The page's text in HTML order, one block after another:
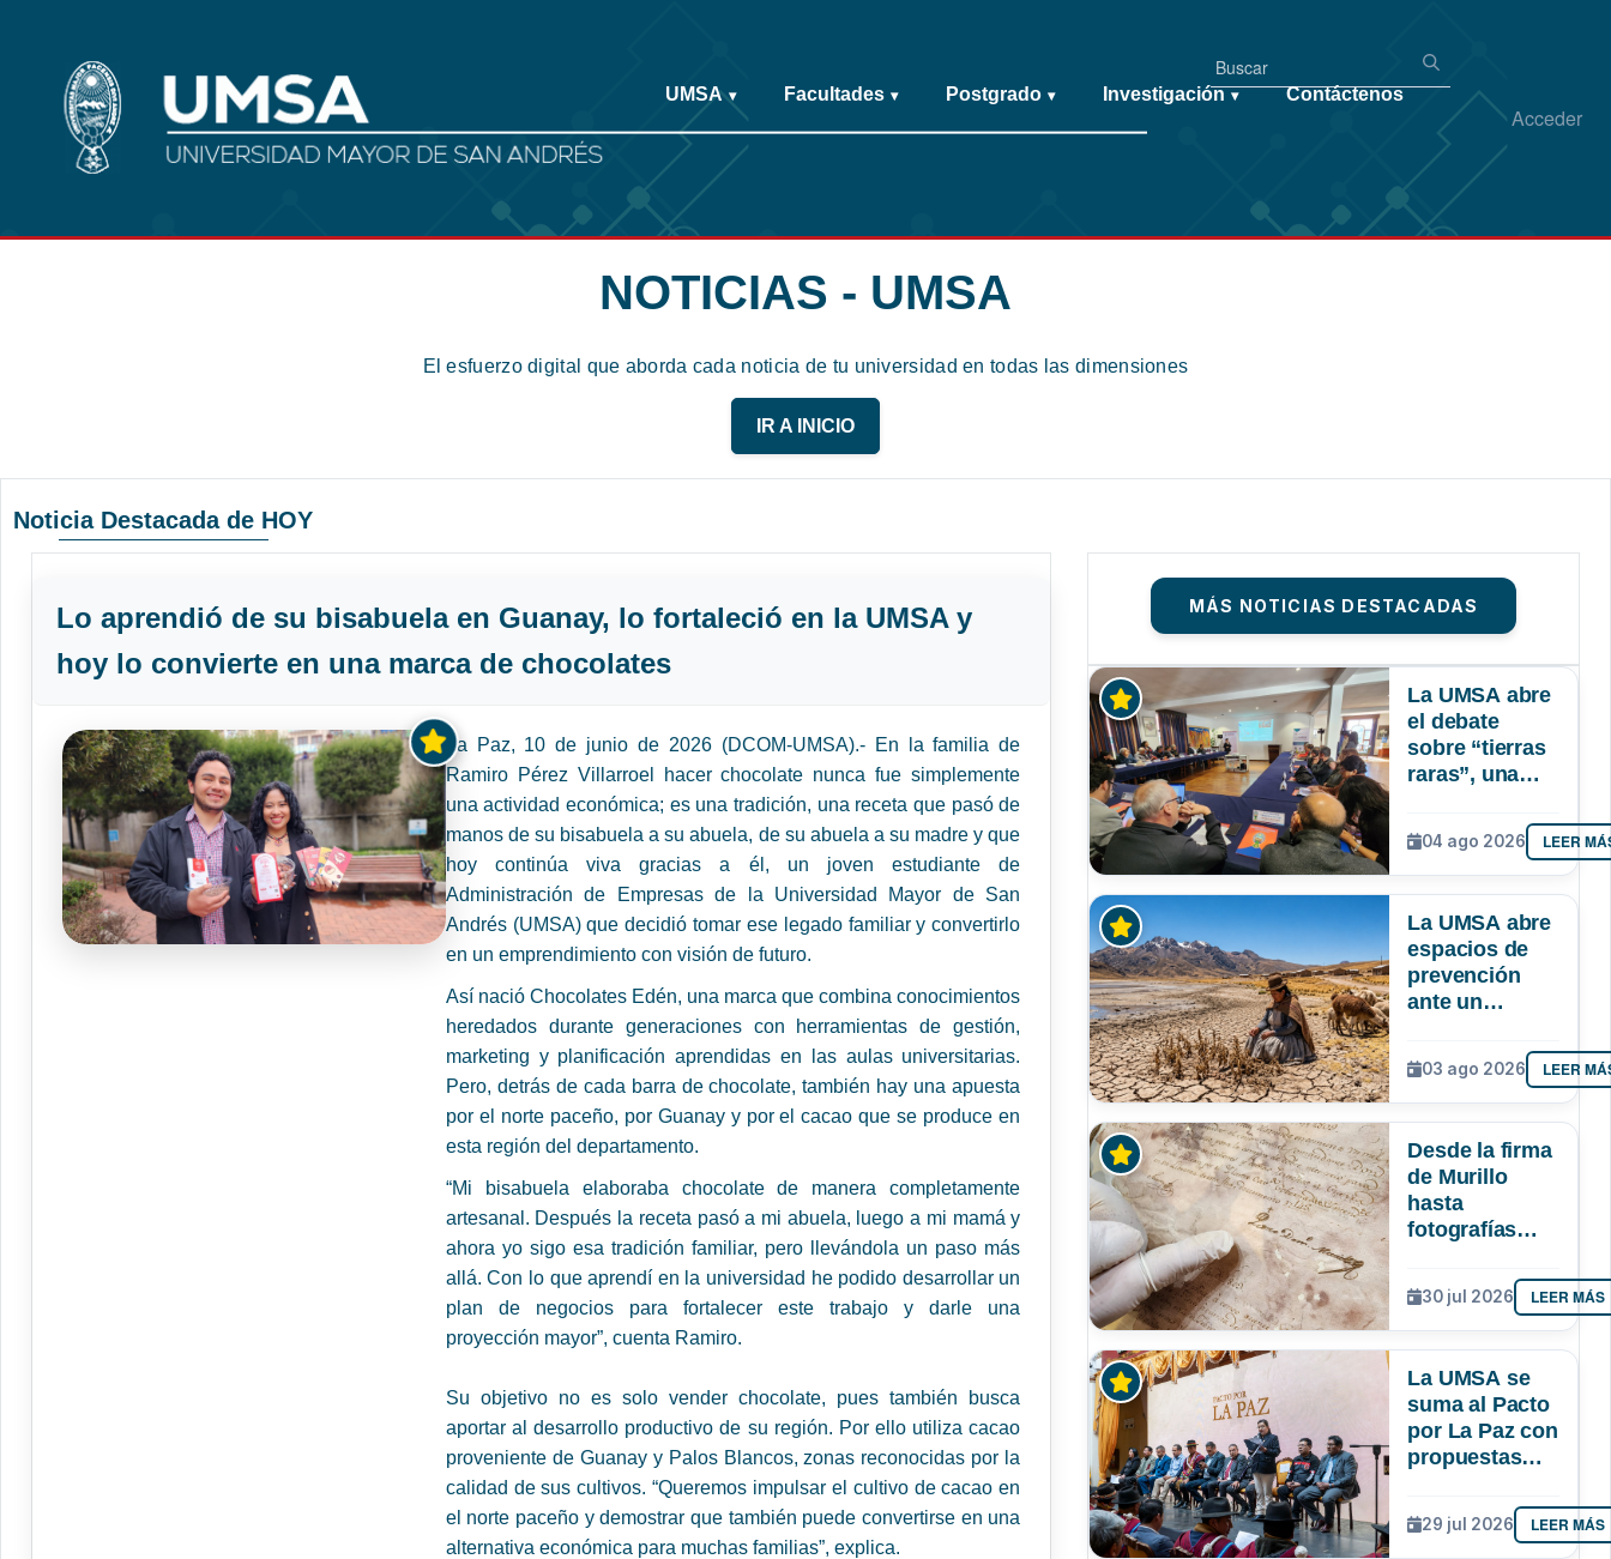
Acceder
UMSA ▾ Facultades ▾ Postgrado ▾ Investigación ▾ Contáctenos
NOTICIAS - UMSA
El esfuerzo digital que aborda cada noticia de tu universidad en todas las dimensiones
IR A INICIO
Noticia Destacada de HOY
Lo aprendió de su bisabuela en Guanay, lo fortaleció en la UMSA y
hoy lo convierte en una marca de chocolates
La Paz, 10 de junio de 2026 (DCOM-UMSA).- En la familia de
Ramiro Pérez Villarroel hacer chocolate nunca fue simplemente
una actividad económica; es una tradición, una receta que pasó de
manos de su bisabuela a su abuela, de su abuela a su madre y que
hoy continúa viva gracias a él, un joven estudiante de
Administración de Empresas de la Universidad Mayor de San
Andrés (UMSA) que decidió tomar ese legado familiar y convertirlo
en un emprendimiento con visión de futuro.
Así nació Chocolates Edén, una marca que combina conocimientos
heredados durante generaciones con herramientas de gestión,
marketing y planificación aprendidas en las aulas universitarias.
Pero, detrás de cada barra de chocolate, también hay una apuesta
por el norte paceño, por Guanay y por el cacao que se produce en
esta región del departamento.
“Mi bisabuela elaboraba chocolate de manera completamente
artesanal. Después la receta pasó a mi abuela, luego a mi mamá y
ahora yo sigo esa tradición familiar, pero llevándola un paso más
allá. Con lo que aprendí en la universidad he podido desarrollar un
plan de negocios para fortalecer este trabajo y darle una
proyección mayor”, cuenta Ramiro.
Su objetivo no es solo vender chocolate, pues también busca
aportar al desarrollo productivo de su región. Por ello utiliza cacao
proveniente de Guanay y Palos Blancos, zonas reconocidas por la
calidad de sus cultivos. “Queremos impulsar el cultivo de cacao en
el norte paceño y demostrar que también puede convertirse en una
alternativa económica para muchas familias”, explica.
MÁS NOTICIAS DESTACADAS
La UMSA abre
el debate
sobre “tierras
raras”, una
mineral que
Bolivia aún no
explora ni
04 ago 2026 LEER
La UMSA abre
espacios de
prevención
ante un
podría superar
a los tres
Bolivia
03 ago 2026 LEER
Desde la firma
de Murillo
hasta
fotografías
resguarda 6
joyas de la
paceña
30 jul 2026 LEER MÁS
La UMSA se
suma al Pacto
por La Paz con
propuestas
desarrollo del
departamento
29 jul 2026 LEER MÁS